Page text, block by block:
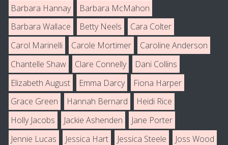
Barbara Hannay
Barbara McMahon
Barbara Wallace
Betty Neels
Cara Colter
Carol Marinelli
Carole Mortimer
Caroline Anderson
Chantelle Shaw
Clare Connelly
Dani Collins
Elizabeth August
Emma Darcy
Fiona Harper
Grace Green
Hannah Bernard
Heidi Rice
Holly Jacobs
Jackie Ashenden
Jane Porter
Jennie Lucas
Jessica Hart Jessica Steele
Joss Wood